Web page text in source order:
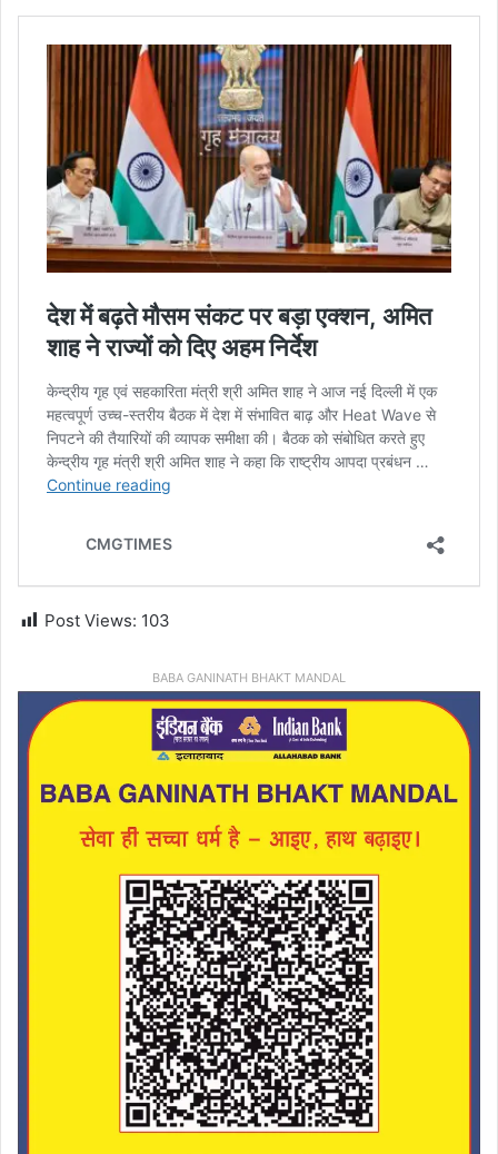
Post Views: 103
BABA GANINATH BHAKT MANDAL